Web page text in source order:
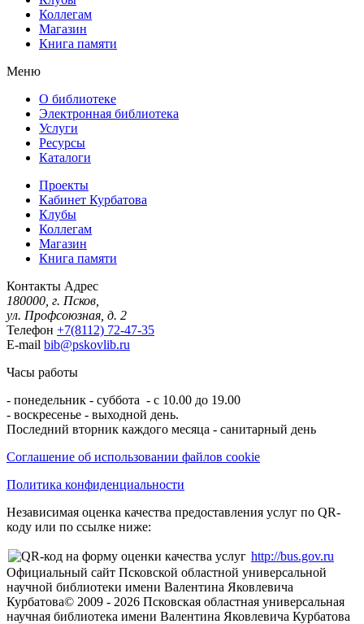
Коллегам
Магазин
Книга памяти
Меню
О библиотеке
Электронная библиотека
Услуги
Ресурсы
Каталоги
Проекты
Кабинет Курбатова
Клубы
Коллегам
Магазин
Книга памяти
Контакты Адрес
180000, г. Псков,
ул. Профсоюзная, д. 2
Телефон +7(8112) 72-47-35
E-mail bib@pskovlib.ru
Часы работы
- понедельник - суббота - с 10.00 до 19.00
- воскресенье - выходной день.
Последний вторник каждого месяца - санитарный день
Соглашение об использовании файлов cookie
Политика конфиденциальности
Независимая оценка качества предоставления услуг по QR-
коду или по ссылке ниже:
http://bus.gov.ru
Официальный сайт Псковской областной универсальной
научной библиотеки имени Валентина Яковлевича
Курбатова© 2009 - 2026 Псковская областная универсальная
научная библиотека имени Валентина Яковлевича Курбатова